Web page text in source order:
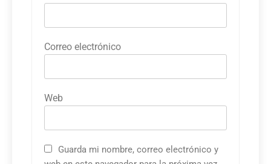
Correo electrónico
Web
Guarda mi nombre, correo electrónico y